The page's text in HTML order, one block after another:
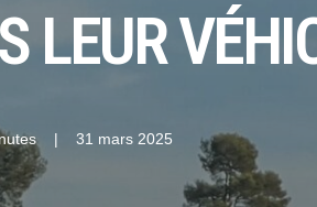
LEUR
| 31 mars 2025